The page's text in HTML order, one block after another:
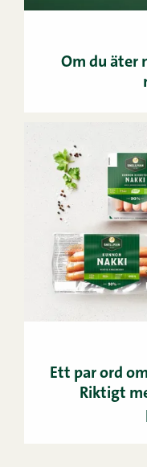
Om du äter
Ett par ord
Riktigt